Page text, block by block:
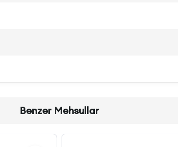
Bənzər Məhsullar